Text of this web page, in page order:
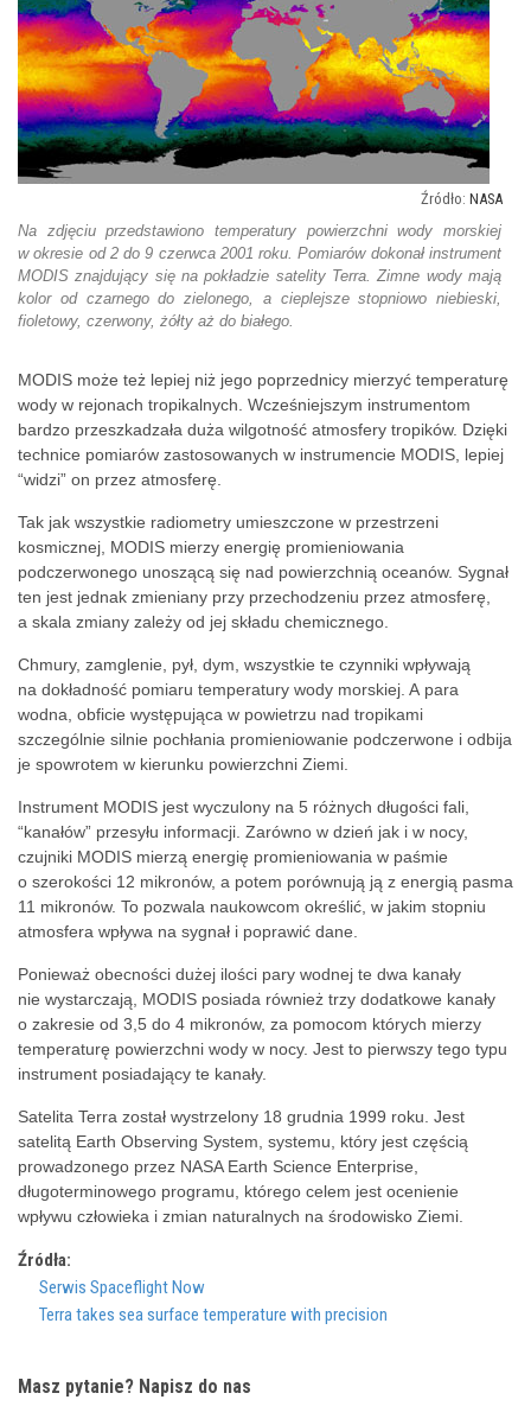
NASA
Na zdjęciu przedstawiono temperatury powierzchni wody morskiej
w okresie od 2 do 9 czerwca 2001 roku. Pomiarów dokonał instrument
MODIS znajdujący się na pokładzie satelity Terra. Zimne wody mają
kolor od czarnego do zielonego, a cieplejsze stopniowo niebieski,
fioletowy, czerwony, żółty aż do białego.
MODIS może też lepiej niż jego poprzednicy mierzyć temperaturę
wody w rejonach tropikalnych. Wcześniejszym instrumentom
bardzo przeszkadzała duża wilgotność atmosfery tropików. Dzięki
technice pomiarów zastosowanych w instrumencie MODIS, lepiej
“widzi” on przez atmosferę.
Tak jak wszystkie radiometry umieszczone w przestrzeni
kosmicznej, MODIS mierzy energię promieniowania
podczerwonego unoszącą się nad powierzchnią oceanów. Sygnał
ten jest jednak zmieniany przy przechodzeniu przez atmosferę,
a skala zmiany zależy od jej składu chemicznego.
Chmury, zamglenie, pył, dym, wszystkie te czynniki wpływają
na dokładność pomiaru temperatury wody morskiej. A para
wodna, obficie występująca w powietrzu nad tropikami
szczególnie silnie pochłania promieniowanie podczerwone i odbija
je spowrotem w kierunku powierzchni Ziemi.
Instrument MODIS jest wyczulony na 5 różnych długości fali,
“kanałów” przesyłu informacji. Zarówno w dzień jak i w nocy,
czujniki MODIS mierzą energię promieniowania w paśmie
o szerokości 12 mikronów, a potem porównują ją z energią pasma
11 mikronów. To pozwala naukowcom określić, w jakim stopniu
atmosfera wpływa na sygnał i poprawić dane.
Ponieważ obecności dużej ilości pary wodnej te dwa kanały
nie wystarczają, MODIS posiada również trzy dodatkowe kanały
o zakresie od 3,5 do 4 mikronów, za pomocom których mierzy
temperaturę powierzchni wody w nocy. Jest to pierwszy tego typu
instrument posiadający te kanały.
Satelita Terra został wystrzelony 18 grudnia 1999 roku. Jest
satelitą Earth Observing System, systemu, który jest częścią
prowadzonego przez NASA Earth Science Enterprise,
długoterminowego programu, którego celem jest ocenienie
wpływu człowieka i zmian naturalnych na środowisko Ziemi.
Źródła:
Serwis Spaceflight Now
Terra takes sea surface temperature with precision
Masz pytanie? Napisz do nas